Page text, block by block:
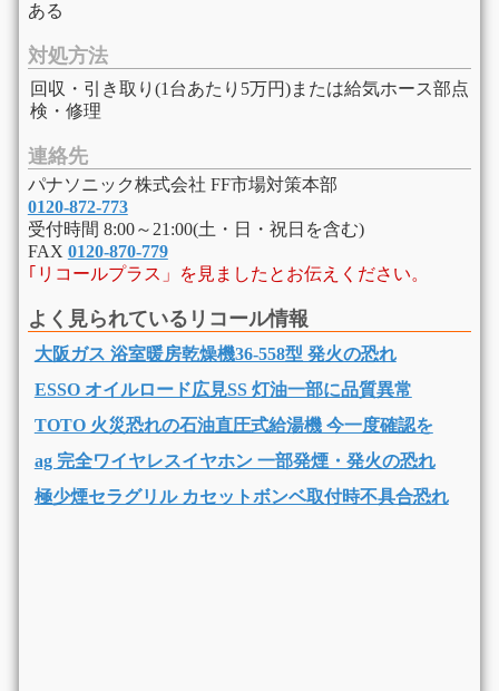
ある
対処方法
回収・引き取り(1台あたり5万円)または給気ホース部点
検・修理
連絡先
パナソニック株式会社 FF市場対策本部
0120-872-773
受付時間 8:00～21:00(土・日・祝日を含む)
FAX 0120-870-779
｢リコールプラス」を見ましたとお伝えください。
よく見られているリコール情報
大阪ガス 浴室暖房乾燥機36-558型 発火の恐れ
ESSO オイルロード広見SS 灯油一部に品質異常
TOTO 火災恐れの石油直圧式給湯機 今一度確認を
ag 完全ワイヤレスイヤホン 一部発煙・発火の恐れ
極少煙セラグリル カセットボンベ取付時不具合恐れ